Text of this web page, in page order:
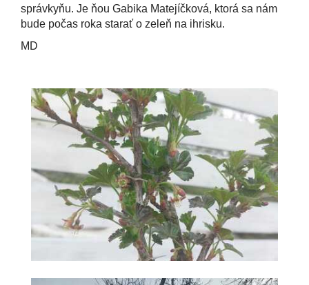
správkyňu. Je ňou Gabika Matejíčková, ktorá sa nám
bude počas roka starať o zeleň na ihrisku.
MD